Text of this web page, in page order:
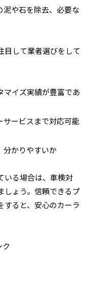
泥や石を除去、必要な
目して業者選びをして
マイズ実績が豊富であ
サービスまで対応可能
分かりやすいか
いる場合は、車検対
しょう。信頼できるプ
すると、安心のカーラ